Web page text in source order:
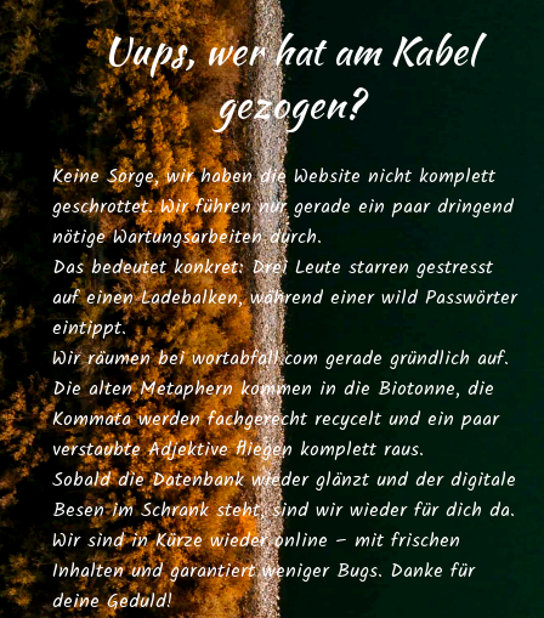
Uups, wer hat am Kabel
gezogen?
Keine Sorge, wir haben die Website nicht komplett
geschrottet. Wir führen nur gerade ein paar dringend
nötige Wartungsarbeiten durch.
Das bedeutet konkret: Drei Leute starren gestresst
auf einen Ladebalken, während einer wild Passwörter
eintippt.
Wir räumen beiwortabfall.com gerade gründlich auf.
Die alten Metaphern kommen in die Biotonne, die
Kommata werden fachgerecht recycelt und ein paar
verstaubte Adjektive fliegen komplett raus.
Sobald die Datenbank wieder glänzt und der digitale
Besen im Schrank steht, sind wir wieder für dich da.
Wir sind in Kürze wieder online – mit frischen
Inhalten und garantiert weniger Bugs. Danke für
deine Geduld!